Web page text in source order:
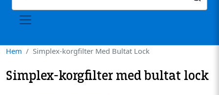
Hem Simplex-korgfilter Med Bultat Lock
Simplex-korgfilter med bultat lock